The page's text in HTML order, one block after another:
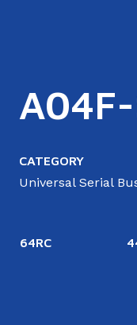
CATEGORY
Universal Serial
64RC